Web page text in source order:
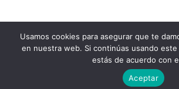
Usamos cookies para asegurar que te
en nuestra web. Si continúas usando
estás de acuerdo con
Aceptar